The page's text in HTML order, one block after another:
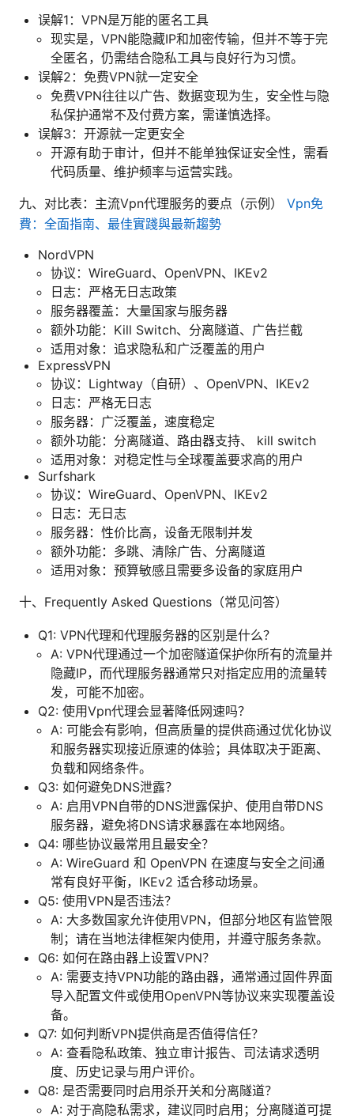
误解1：VPN是万能的匿名工具
现实是，VPN能隐藏IP和加密传输，但并不等于完
全匿名，仍需结合隐私工具与良好行为习惯。
误解2：免费VPN就一定安全
免费VPN往往以广告、数据变现为生，安全性与隐
私保护通常不及付费方案，需谨慎选择。
误解3：开源就一定更安全
开源有助于审计，但并不能单独保证安全性，需看
代码质量、维护频率与运营实践。
九、对比表：主流Vpn代理服务的要点（示例） Vpn免
費：全面指南、最佳實踐與最新趨勢
NordVPN
协议：WireGuard、OpenVPN、IKEv2
日志：严格无日志政策
服务器覆盖：大量国家与服务器
额外功能：Kill Switch、分离隧道、广告拦截
适用对象：追求隐私和广泛覆盖的用户
ExpressVPN
协议：Lightway（自研）、OpenVPN、IKEv2
日志：严格无日志
服务器：广泛覆盖，速度稳定
额外功能：分离隧道、路由器支持、 kill switch
适用对象：对稳定性与全球覆盖要求高的用户
Surfshark
协议：WireGuard、OpenVPN、IKEv2
日志：无日志
服务器：性价比高，设备无限制并发
额外功能：多跳、清除广告、分离隧道
适用对象：预算敏感且需要多设备的家庭用户
十、Frequently Asked Questions（常见问答）
Q1: VPN代理和代理服务器的区别是什么？
A: VPN代理通过一个加密隧道保护你所有的流量并
隐藏IP，而代理服务器通常只对指定应用的流量转
发，可能不加密。
Q2: 使用Vpn代理会显著降低网速吗？
A: 可能会有影响，但高质量的提供商通过优化协议
和服务器实现接近原速的体验；具体取决于距离、
负载和网络条件。
Q3: 如何避免DNS泄露？
A: 启用VPN自带的DNS泄露保护、使用自带DNS
服务器，避免将DNS请求暴露在本地网络。
Q4: 哪些协议最常用且最安全？
A: WireGuard 和 OpenVPN 在速度与安全之间通
常有良好平衡，IKEv2 适合移动场景。
Q5: 使用VPN是否违法？
A: 大多数国家允许使用VPN，但部分地区有监管限
制；请在当地法律框架内使用，并遵守服务条款。
Q6: 如何在路由器上设置VPN？
A: 需要支持VPN功能的路由器，通常通过固件界面
导入配置文件或使用OpenVPN等协议来实现覆盖设
备。
Q7: 如何判断VPN提供商是否值得信任？
A: 查看隐私政策、独立审计报告、司法请求透明
度、历史记录与用户评价。
Q8: 是否需要同时启用杀开关和分离隧道？
A: 对于高隐私需求，建议同时启用；分离隧道可提